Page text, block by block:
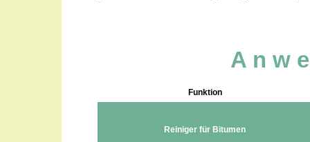
A n w
Funktion
Reiniger für Bitumen